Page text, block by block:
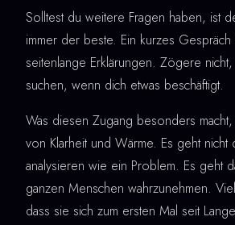
Solltest du weitere Fragen haben, ist
immer der beste. Ein kurzes Gespräch
seitenlange Erklärungen. Zögere
suchen, wenn dich etwas beschäftigt.
Was diesen Zugang besonders
von Klarheit und Wärme. Es geht nicht
analysieren wie ein Problem. Es geht
ganzen Menschen wahrzunehmen.
dass sie sich zum ersten Mal seit